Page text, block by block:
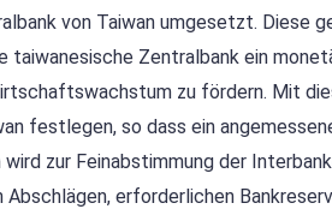
von Taiwan umgesetzt. Diese
Zentralbank ein
zu fördern. Mit
festlegen, so dass ein
zur Feinabstimmung der
erforderlichen